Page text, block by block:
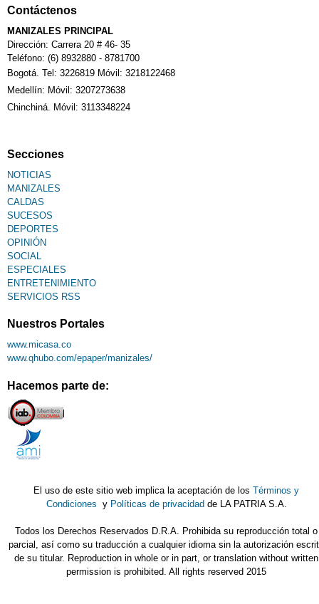
Calendario Tributario
Sudoku
Contáctenos
MANIZALES PRINCIPAL
Dirección: Carrera 20 # 46- 35
Teléfono: (6) 8932880 - 8781700
Bogotá. Tel: 3226819 Móvil: 3218122468
Medellín: Móvil: 3207273638
Chinchiná. Móvil: 3113348224
Secciones
NOTICIAS
MANIZALES
CALDAS
SUCESOS
DEPORTES
OPINIÓN
SOCIAL
ESPECIALES
ENTRETENIMIENTO
SERVICIOS RSS
Nuestros Portales
www.micasa.co
www.qhubo.com/epaper/manizales/
Hacemos parte de:
El uso de este sitio web implica la aceptación de losTérminos y
Condiciones y Políticas de privacidad de LA PATRIA S.A.
Todos los Derechos Reservados D.R.A. Prohibida su reproducción total o
parcial, así como su traducción a cualquier idioma sin la autorización
de su titular. Reproduction in whole or in part, or translation without written
permission is prohibited. All rights reserved 2015